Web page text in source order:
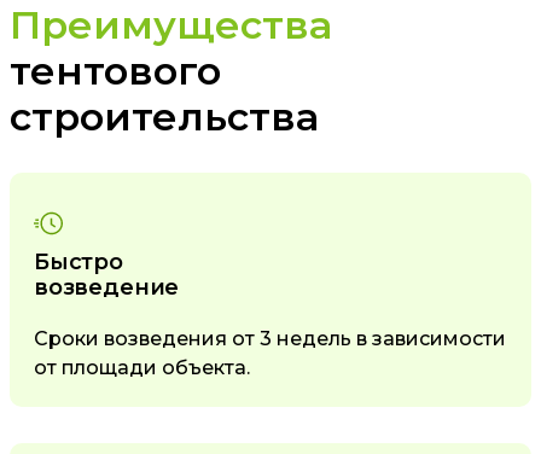
Преимущества
тентового
строительства
Быстро
возведение
Сроки возведения от 3 недель в зависимости
от площади объекта.